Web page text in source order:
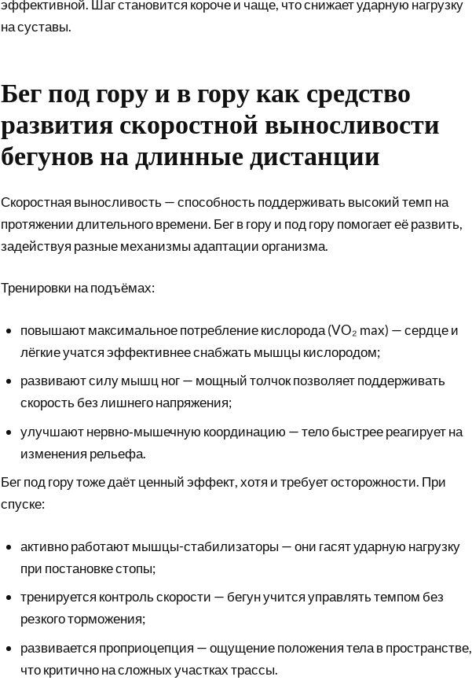
эффективной. Шаг становится короче и чаще, что снижает ударную нагрузку
на суставы.
Бег под гору и в гору как средство
развития скоростной выносливости
бегунов на длинные дистанции
Скоростная выносливость — способность поддерживать высокий темп на
протяжении длительного времени. Бег в гору и под гору помогает её развить,
задействуя разные механизмы адаптации организма.
Тренировки на подъёмах:
повышают максимальное потребление кислорода (VO₂ max) — сердце и
лёгкие учатся эффективнее снабжать мышцы кислородом;
развивают силу мышц ног — мощный толчок позволяет поддерживать
скорость без лишнего напряжения;
улучшают нервно‑мышечную координацию — тело быстрее реагирует на
изменения рельефа.
Бег под гору тоже даёт ценный эффект, хотя и требует осторожности. При
спуске:
активно работают мышцы-стабилизаторы — они гасят ударную нагрузку
при постановке стопы;
тренируется контроль скорости — бегун учится управлять темпом без
резкого торможения;
развивается проприоцепция — ощущение положения тела в пространстве,
что критично на сложных участках трассы.